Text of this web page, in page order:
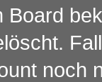
Board
noch